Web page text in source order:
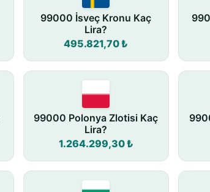
99000 İsveç Kronu Kaç
Lira?
495.821,70 ₺
99000 Polonya Zlotisi Kaç
Lira?
1.264.299,30 ₺